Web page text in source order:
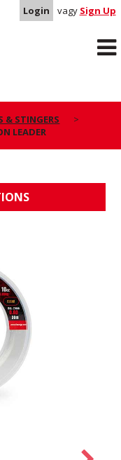
Login vagy Sign Up
& STINGERS
LEADER